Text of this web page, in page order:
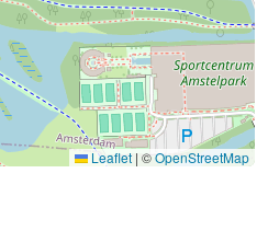
Leaflet | ©OpenStreetMap